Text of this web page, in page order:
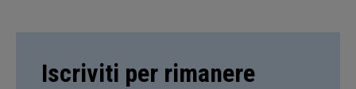
Iscriviti per rimanere